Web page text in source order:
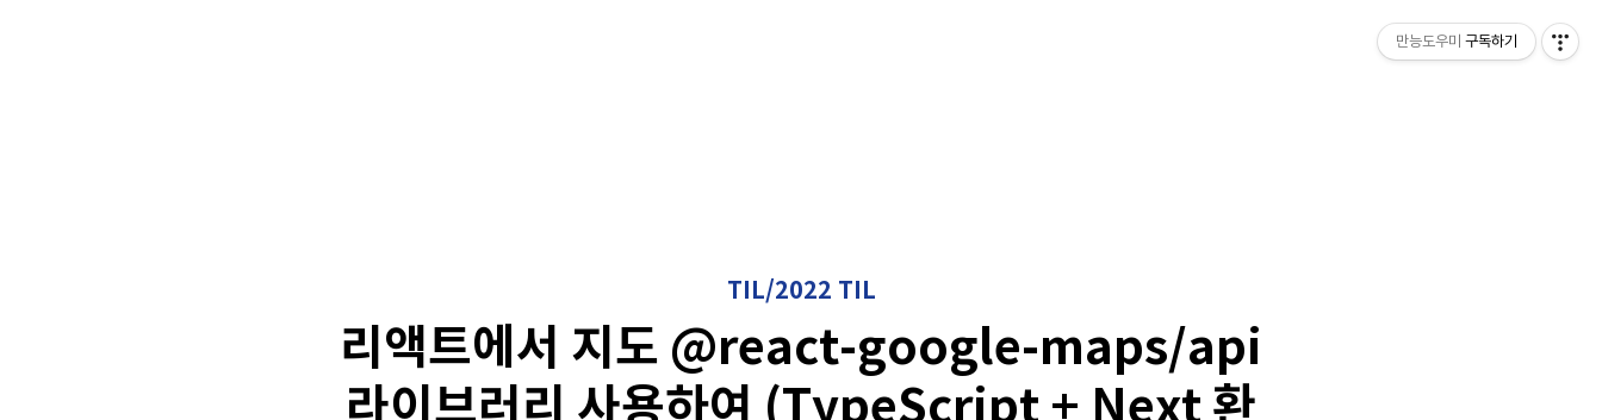
TIL/2022 TIL
리액트에서 지도 @react-google-maps/api
라이브러리 사용하여 (TypeScript + Next 환
만능도우미 구독하기